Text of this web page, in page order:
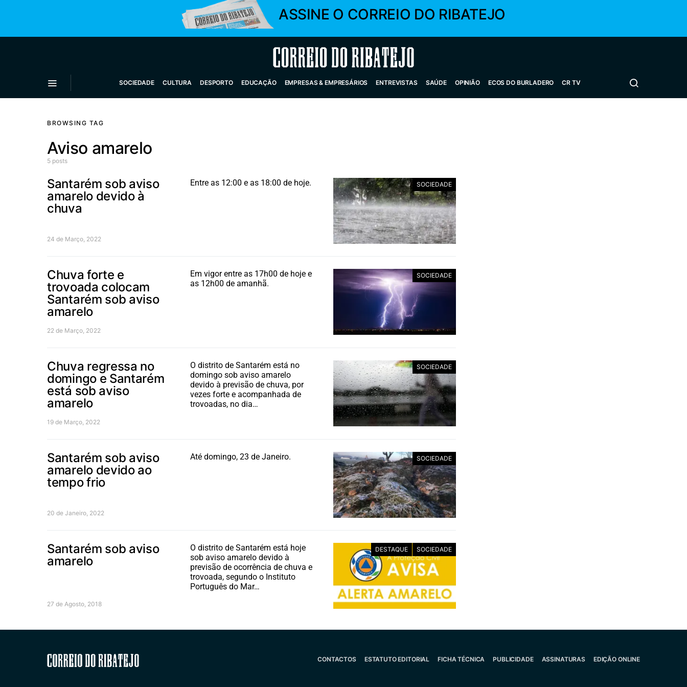
ASSINE O CORREIO DO RIBATEJO
Correio do Ribatejo
SOCIEDADE CULTURA DESPORTO EDUCAÇÃO EMPRESAS & EMPRESÁRIOS ENTREVISTAS SAÚDE OPINIÃO ECOS DO BURLADERO CR TV
BROWSING TAG
Aviso amarelo
5 posts
SOCIEDADE
Santarém sob aviso
amarelo devido à
chuva
Entre as 12:00 e as 18:00 de hoje.
24 de Março, 2022
SOCIEDADE
Chuva forte e
trovoada colocam
Santarém sob aviso
amarelo
Em vigor entre as 17h00 de hoje e
as 12h00 de amanhã.
22 de Março, 2022
SOCIEDADE
Chuva regressa no
domingo e Santarém
está sob aviso
amarelo
O distrito de Santarém está no
domingo sob aviso amarelo
devido à previsão de chuva, por
vezes forte e acompanhada de
trovoadas, no dia…
19 de Março, 2022
SOCIEDADE
Santarém sob aviso
amarelo devido ao
tempo frio
Até domingo, 23 de Janeiro.
20 de Janeiro, 2022
DESTAQUE SOCIEDADE
Santarém sob aviso
amarelo
O distrito de Santarém está hoje
sob aviso amarelo devido à
previsão de ocorrência de chuva e
trovoada, segundo o Instituto
Português do Mar…
27 de Agosto, 2018
Correio do Ribatejo CONTACTOS ESTATUTO EDITORIAL FICHA TÉCNICA PUBLICIDADE ASSINATURAS EDIÇÃO ONLINE